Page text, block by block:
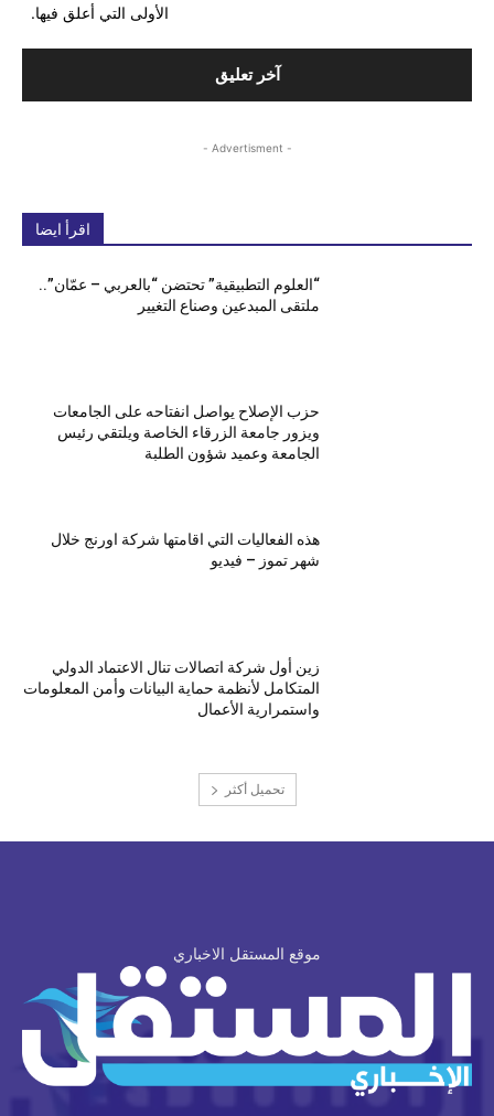
الأولى التي أعلق فيها.
- Advertisment -
اقرأ ايضا
“العلوم التطبيقية” تحتضن “بالعربي – عمّان”..
ملتقى المبدعين وصناع التغيير
حزب الإصلاح يواصل انفتاحه على الجامعات
ويزور جامعة الزرقاء الخاصة ويلتقي رئيس
الجامعة وعميد شؤون الطلبة
هذه الفعاليات التي اقامتها شركة اورنج خلال
شهر تموز – فيديو
زين أول شركة اتصالات تنال الاعتماد الدولي
المتكامل لأنظمة حماية البيانات وأمن المعلومات
واستمرارية الأعمال
تحميل أكثر
موقع المستقل الاخباري